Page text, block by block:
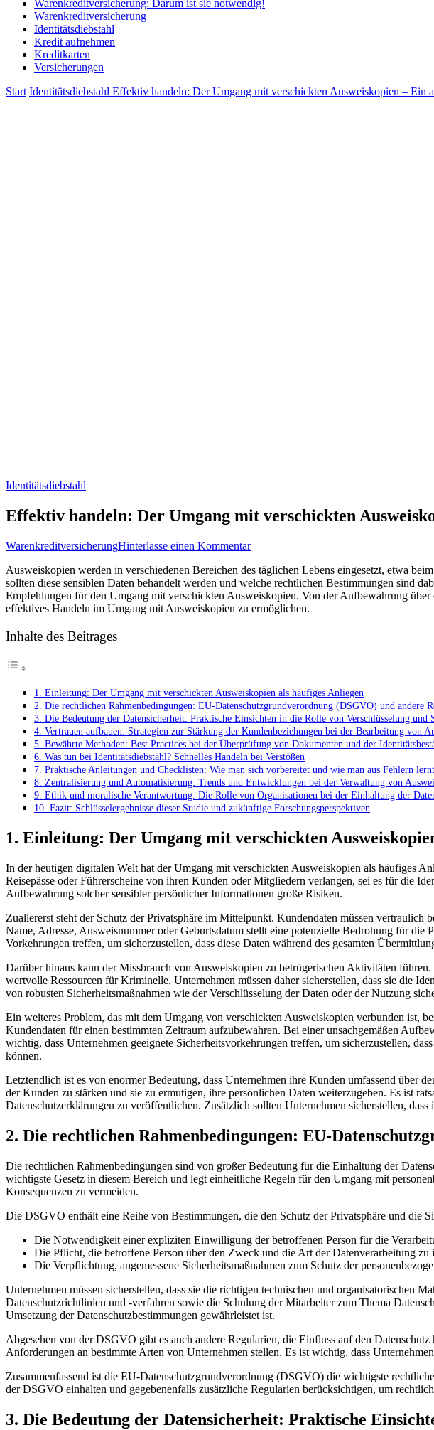
Warenkreditversicherung: Darum ist sie notwendig!
Warenkreditversicherung
Identitätsdiebstahl
Kredit aufnehmen
Kreditkarten
Versicherungen
Start Identitätsdiebstahl Effektiv handeln: Der Umgang mit verschickten Ausweiskopien – Ein
Identitätsdiebstahl
Effektiv handeln: Der Umgang mit verschickten
WarenkreditversicherungHinterlasse einen Kommentarzu
handeln:
Der
Umgang
mit
Ausweiskopien werden in verschiedenen Bereichen des täglichen Lebens eingesetzt, etwa
sollten diese sensiblen Daten behandelt werden und welche rechtlichen Bestimmungen sind
Empfehlungen für den Umgang mit verschickten Ausweiskopien. Von der Aufbewahrung
effektives Handeln im Umgang mit Ausweiskopien zu ermöglichen.
Inhalte des Beitrages
1. Einleitung: Der Umgang mit verschickten Ausweiskopien als häufiges Anliegen
2. Die rechtlichen Rahmenbedingungen: EU-Datenschutzgrundverordnung (DSGVO) und andere
3. Die Bedeutung der Datensicherheit: Praktische Einsichten in die Rolle von Verschlüsselung und
4. Vertrauen aufbauen: Strategien zur Stärkung der Kundenbeziehungen bei der Bearbeitung von
5. Bewährte Methoden: Best Practices bei der Überprüfung von Dokumenten und der
6. Was tun bei Identitätsdiebstahl? Schnelles Handeln bei Verstößen
7. Praktische Anleitungen und Checklisten: Wie man sich vorbereitet und wie man aus Fehlern lernt
8. Zentralisierung und Automatisierung: Trends und Entwicklungen bei der Verwaltung von
9. Ethik und moralische Verantwortung: Die Rolle von Organisationen bei der Einhaltung der
10. Fazit: Schlüsselergebnisse dieser Studie und zukünftige Forschungsperspektiven
1. Einleitung: Der Umgang mit verschickten
In der heutigen digitalen Welt hat der Umgang mit verschickten Ausweiskopien als häufiges
Reisepässe oder Führerscheine von ihren Kunden oder Mitgliedern verlangen, sei es für die
Aufbewahrung solcher sensibler persönlicher Informationen große Risiken.
Zuallererst steht der Schutz der Privatsphäre im Mittelpunkt. Kundendaten müssen
Name, Adresse, Ausweisnummer oder Geburtsdatum stellt eine potenzielle Bedrohung für die
Vorkehrungen treffen, um sicherzustellen, dass diese Daten während des gesamten
Darüber hinaus kann der Missbrauch von Ausweiskopien zu betrügerischen Aktivitäten
wertvolle Ressourcen für Kriminelle. Unternehmen müssen daher sicherstellen, dass sie die
von robusten Sicherheitsmaßnahmen wie der Verschlüsselung der Daten oder der Nutzung
Ein weiteres Problem, das mit dem Umgang von verschickten Ausweiskopien verbunden ist,
Kundendaten für einen bestimmten Zeitraum aufzubewahren. Bei einer unsachgemäßen
wichtig, dass Unternehmen geeignete Sicherheitsvorkehrungen treffen, um sicherzustellen,
können.
Letztendlich ist es von enormer Bedeutung, dass Unternehmen ihre Kunden umfassend über
der Kunden zu stärken und sie zu ermutigen, ihre persönlichen Daten weiterzugeben. Es ist
Datenschutzerklärungen zu veröffentlichen. Zusätzlich sollten Unternehmen sicherstellen,
2. Die rechtlichen Rahmenbedingungen: EU-
Die rechtlichen Rahmenbedingungen sind von großer Bedeutung für die Einhaltung der
wichtigste Gesetz in diesem Bereich und legt einheitliche Regeln für den Umgang mit
Konsequenzen zu vermeiden.
Die DSGVO enthält eine Reihe von Bestimmungen, die den Schutz der Privatsphäre und die
Die Notwendigkeit einer expliziten Einwilligung der betroffenen Person für die
Die Pflicht, die betroffene Person über den Zweck und die Art der Datenverarbeitung zu
Die Verpflichtung, angemessene Sicherheitsmaßnahmen zum Schutz der
Unternehmen müssen sicherstellen, dass sie die richtigen technischen und
Datenschutzrichtlinien und -verfahren sowie die Schulung der Mitarbeiter zum Thema
Umsetzung der Datenschutzbestimmungen gewährleistet ist.
Abgesehen von der DSGVO gibt es auch andere Regularien, die Einfluss auf den
Anforderungen an bestimmte Arten von Unternehmen stellen. Es ist wichtig, dass
Zusammenfassend ist die EU-Datenschutzgrundverordnung (DSGVO) die wichtigste
der DSGVO einhalten und gegebenenfalls zusätzliche Regularien berücksichtigen, um
3. Die Bedeutung der Datensicherheit: Praktische